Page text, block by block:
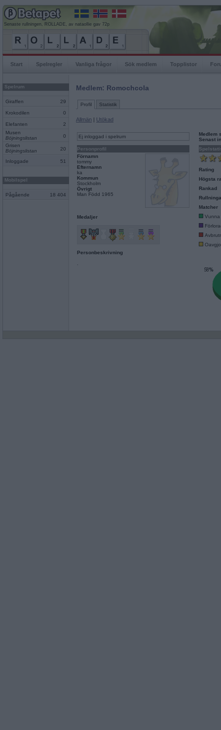
Senaste rullningen, ROLLADE, av nataollie gav 72p
Start Spelregler Vanliga frågor Sök medlem Topplistor
Spelrum
Giraffen 29
Krokodilen 0
Elefanten
2
Musen
Böjningslistan
0
Grisen
Böjningslistan
20
Inloggade 51
Mobilspel
Pågående 18 404
Medlem: Romochcola
Profil Statistik
Allmän | Utökad
Ej inloggad i spelrum
Personprofil
Förnamn
tommy
Efternamn
ka
Kommun
Stockholm
Övrigt
Man Född 1965
Medaljer
Personbeskrivning
Medlem
Senast
Rating
Högsta
Rankad
Matcher
Vunna